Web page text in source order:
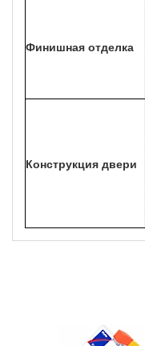
Финишная отделка
Конструкция двери